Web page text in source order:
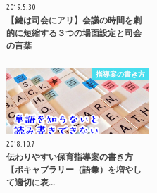
2019.5.30
【鍵は司会にアリ】会議の時間を劇
的に短縮する３つの場面設定と司会
の言葉
指導案の書き方
2018.10.7
伝わりやすい保育指導案の書き方
【ボキャブラリー（語彙）を増やし
て適切に表…